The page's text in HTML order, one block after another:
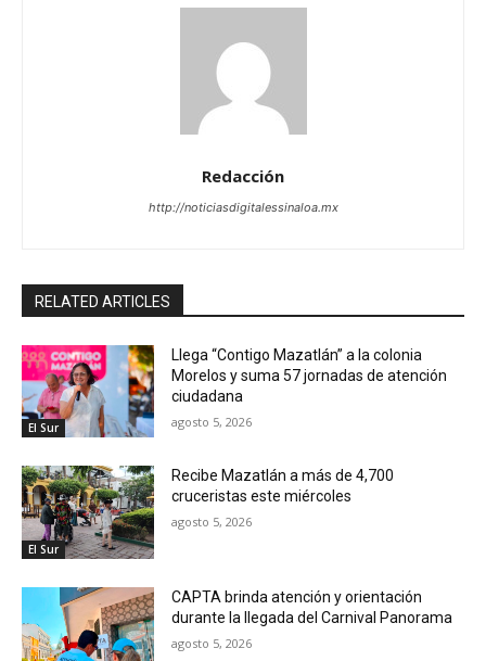
Redacción
http://noticiasdigitalessinaloa.mx
RELATED ARTICLES
El Sur
Llega “Contigo Mazatlán” a la colonia
Morelos y suma 57 jornadas de atención
ciudadana
agosto 5, 2026
El Sur
Recibe Mazatlán a más de 4,700
cruceristas este miércoles
agosto 5, 2026
CAPTA brinda atención y orientación
durante la llegada del Carnival Panorama
agosto 5, 2026